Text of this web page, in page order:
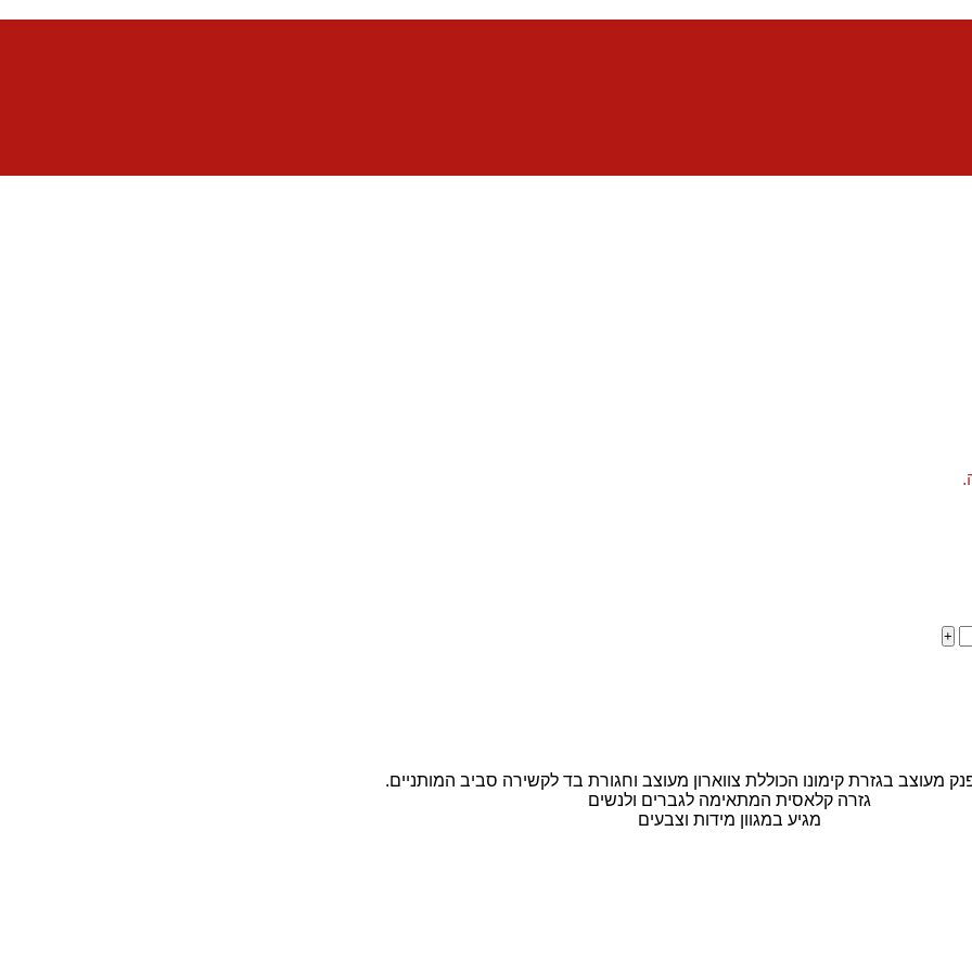
מעוצב בגזרת קימונו הכוללת צווארון מעוצב וחגורת בד לקשירה סביב המותניים.
גזרה קלאסית המתאימה לגברים ולנשים
מגיע במגוון מידות וצבעים